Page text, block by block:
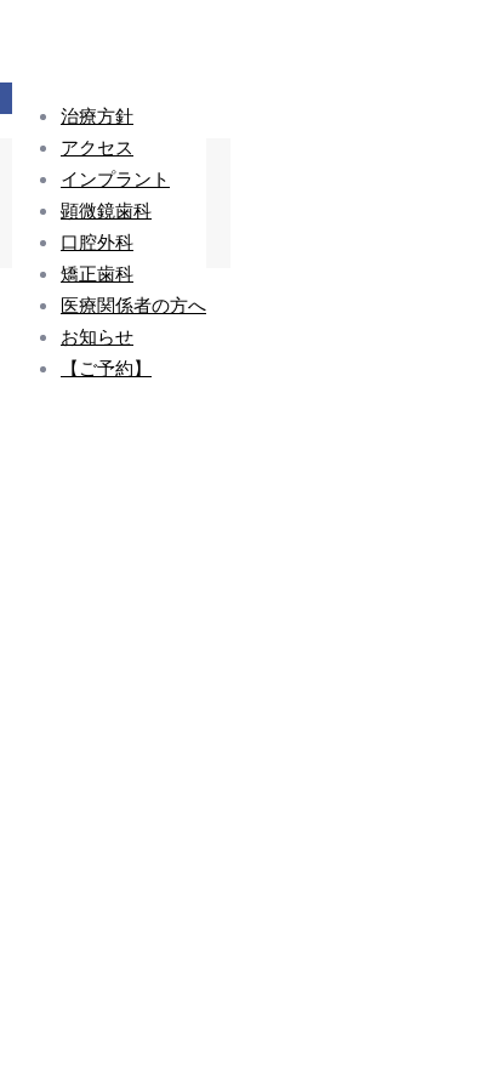
治療方針
アクセス
インプラント
顕微鏡歯科
口腔外科
矯正歯科
医療関係者の方へ
お知らせ
【ご予約】